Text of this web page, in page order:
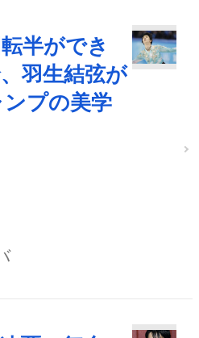
半ができ
羽生結弦が
プの美学